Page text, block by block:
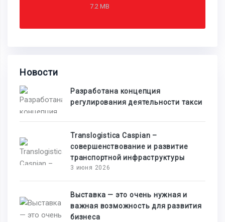
7.2 MB
Новости
Разработана концепция
регулирования деятельности такси
Translogistica Caspian –
совершенствование и развитие
транспортной инфраструктуры
3 июня 2026
Выставка — это очень нужная и
важная возможность для развития
бизнеса